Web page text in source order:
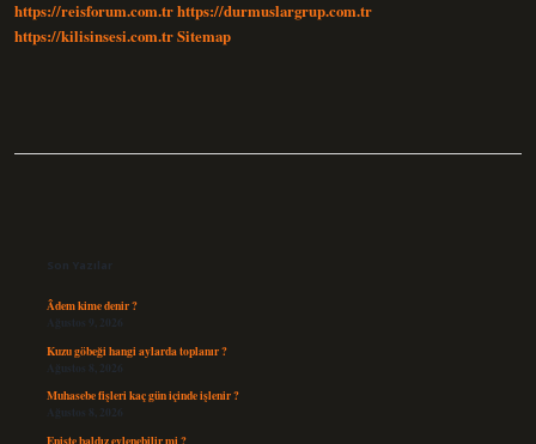
https://reisforum.com.trhttps://durmuslargrup.com.tr
https://kilisinsesi.com.trSitemap
Son Yazılar
Âdem kime denir ?
Ağustos 9, 2026
Kuzu göbeği hangi aylarda toplanır ?
Ağustos 8, 2026
Muhasebe fişleri kaç gün içinde işlenir ?
Ağustos 8, 2026
Enişte baldız evlenebilir mi ?